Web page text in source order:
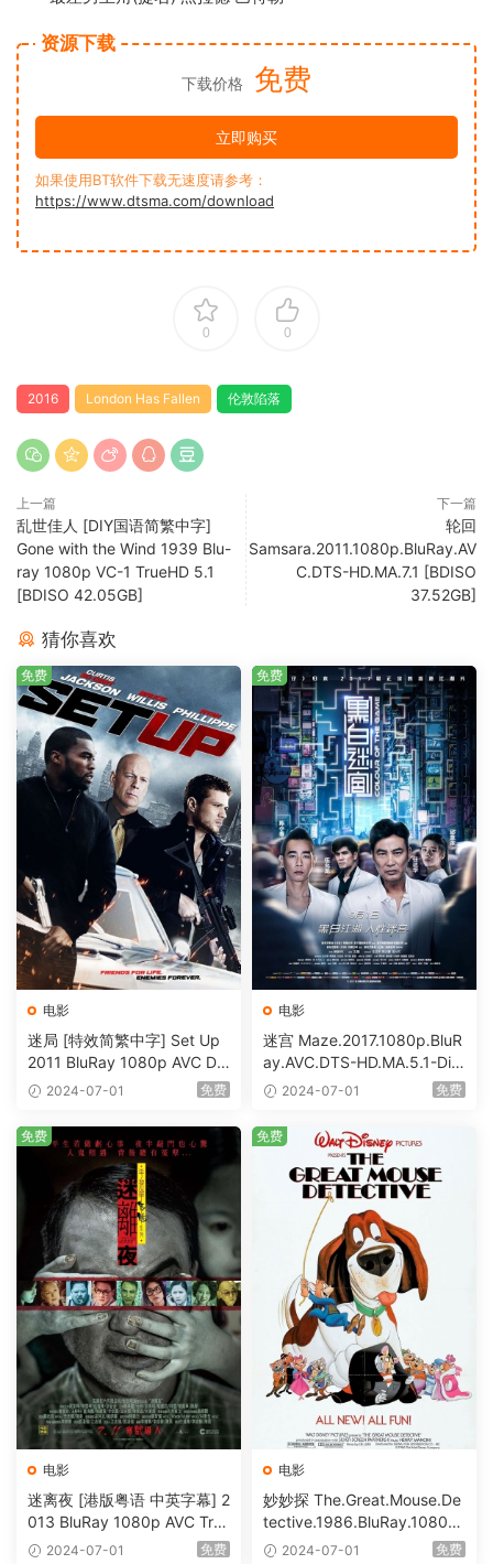
资源下载
下载价格 免费
立即购买
如果使用BT软件下载无速度请参考：
https://www.dtsma.com/download
0 0
2016 London Has Fallen 伦敦陷落
上一篇
乱世佳人 [DIY国语简繁中字]
Gone with the Wind 1939 Blu-
ray 1080p VC-1 TrueHD 5.1
[BDISO 42.05GB]
下一篇
轮回
Samsara.2011.1080p.BluRay.AV
C.DTS-HD.MA.7.1 [BDISO
37.52GB]
猜你喜欢
电影
迷局 [特效简繁中字] Set Up
2011 BluRay 1080p AVC DT
S-HD MA5.1-shhaclm@CHD
2024-07-01 免费
免费
电影
迷宫 Maze.2017.1080p.BluR
ay.AVC.DTS-HD.MA.5.1-DiY
@HDHome [BDISO 19.7GB]
2024-07-01 免费
免费
电影
迷离夜 [港版粤语 中英字幕] 2
013 BluRay 1080p AVC Tru
eHD5.1 [BDISO 22.64GB]
2024-07-01 免费
免费
电影
妙妙探 The.Great.Mouse.De
tective.1986.BluRay.1080p.
AVC.DTS-HD.MA.5.1-HDHo
2024-07-01 免费
免费